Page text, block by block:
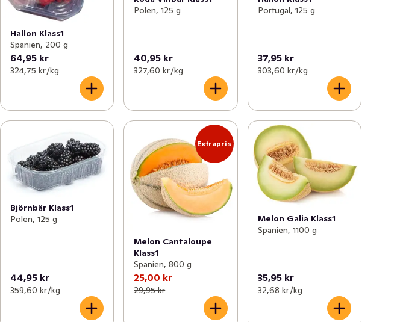
Hallon Klass1
Spanien, 200 g
64,95 kr
324,75 kr /kg
Polen, 125 g
40,95 kr
327,60 kr /kg
Portugal, 125 g
37,95 kr
303,60 kr /kg
Björnbär Klass1
Polen, 125 g
44,95 kr
359,60 kr /kg
Extrapris
Melon Cantaloupe
Klass1
Spanien, 800 g
25,00 kr
29,95 kr
Melon Galia Klass1
Spanien, 1100 g
35,95 kr
32,68 kr /kg